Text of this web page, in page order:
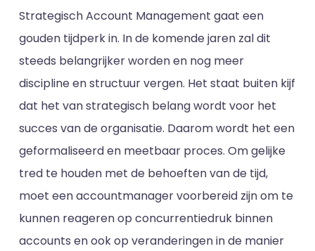
Strategisch Account Management gaat een
gouden tijdperk in. In de komende jaren zal dit
steeds belangrijker worden en nog meer
discipline en structuur vergen. Het staat buiten kijf
dat het van strategisch belang wordt voor het
succes van de organisatie. Daarom wordt het een
geformaliseerd en meetbaar proces. Om gelijke
tred te houden met de behoeften van de tijd,
moet een accountmanager voorbereid zijn om te
kunnen reageren op concurrentiedruk binnen
accounts en ook op veranderingen in de manier